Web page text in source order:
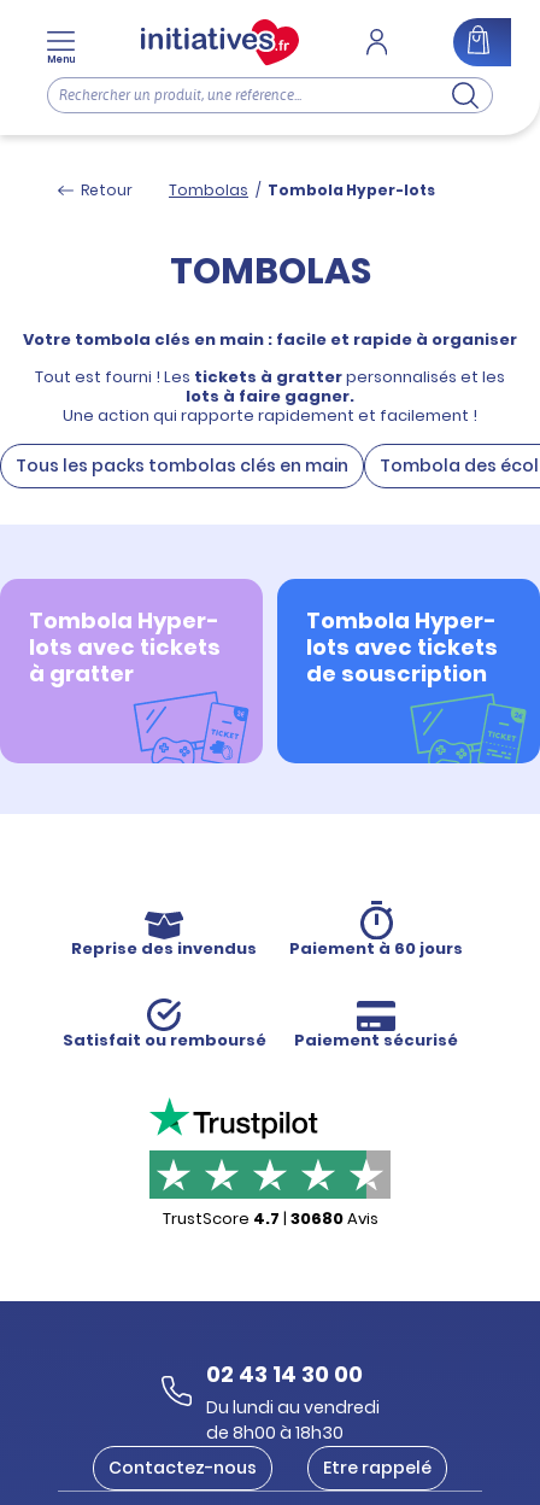
Menu
Retour Tombolas / Tombola Hyper-lots
TOMBOLAS
Votre tombola clés en main : facile et rapide à organiser
Tout est fourni ! Les tickets à gratterpersonnalisés et les
lots à faire gagner.
Une action qui rapporte rapidement et facilement !
Tous les packs tombolas clés en main Tombola des
Tombola Hyper-
lots avec tickets
à gratter
Tombola Hyper-
lots avec tickets
de souscription
Reprise des invendus Paiement à 60 jours
Satisfait ou remboursé Paiement sécurisé
TrustScore 4.7 | 30680Avis
02 43 14 30 00
Du lundi au vendredi
de 8h00 à 18h30
Contactez-nous
Etre rappelé